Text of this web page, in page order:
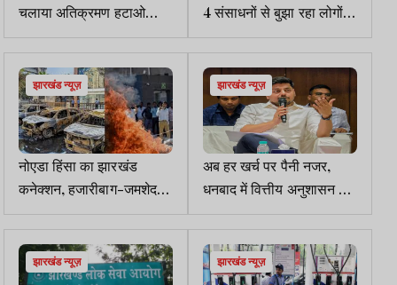
चलाया अतिक्रमण हटाओ
अभियान, लगा 5000 जुर्माना
4 संसाधनों से बुझा रहा लोगों
की प्यास
झारखंड न्यूज़
नोएडा हिंसा का झारखंड
कनेक्शन, हजारीबाग-जमशेदपुर
के युवक पाकिस्तानी हैंडलर्स के
संपर्क में!
झारखंड न्यूज़
अब हर खर्च पर पैनी नजर,
धनबाद में वित्तीय अनुशासन पर
लगाम, बिल क्लर्कों के तबादले
के निर्देश
झारखंड न्यूज़ झारखंड न्यूज़